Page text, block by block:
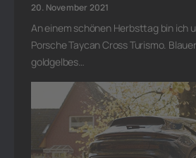
20. November 2021
An einem schönen Herbsttag bin ich
Porsche Taycan Cross Turismo.
goldgelbes…